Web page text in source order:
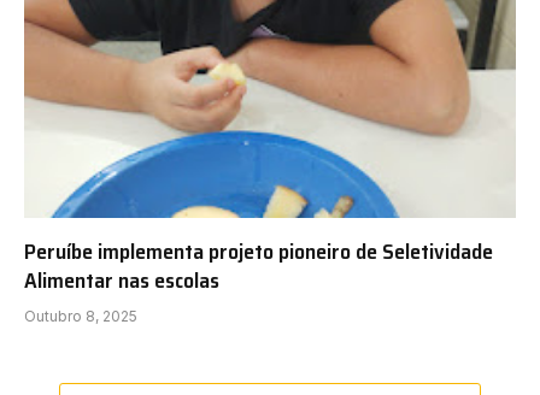
Peruíbe implementa projeto pioneiro de Seletividade
Alimentar nas escolas
Outubro 8, 2025